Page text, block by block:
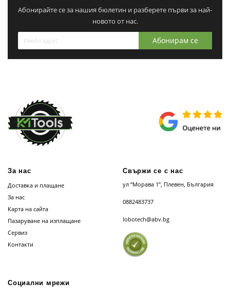
Абонирайте се за нашия бюлетин и разберете първи за най-
новото от нас.
Абонирам се
За нас
Доставка и плащане
За нас
Карта на сайта
Пазаруване на изплащане
Сервиз
Контакти
Свържи се с нас
ул “Морава 1”, Плевен, България
0882483737
lobotech@abv.bg
Социални мрежи